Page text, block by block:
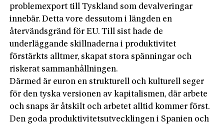
problemexport till Tyskland som devalveringar
innebär. Detta vore dessutom i längden en
återvändsgränd för EU. Till sist hade de
underläggande skillnaderna i produktivitet
förstärkts alltmer, skapat stora spänningar och
riskerat sammanhållningen.
Därmed är euron en strukturell och kulturell seger
för den tyska versionen av kapitalismen, där arbete
och snaps är åtskilt och arbetet alltid kommer först.
Den goda produktivitetsutvecklingen i Spanien och